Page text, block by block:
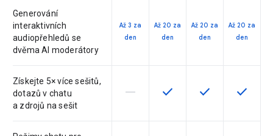
Generování
interaktivních
audiopřehledů se
dvěma AI moderátory
Až 3 za
den
Až 20 za
den
Až 20 za
den
Až 20 za
den
Získejte 5× více sešitů,
dotazů v chatu
a zdrojů na sešit
Tato funkce není touto verzí
horizontal_rule Tato funkce je pro verzi
check Tato funkce je
check Tato
check